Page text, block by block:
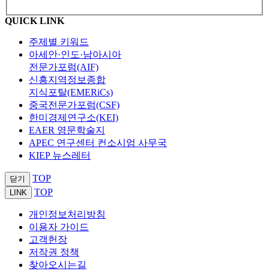
QUICK LINK
주제별 키워드
아세안·인도·남아시아
전문가포럼(AIF)
신흥지역정보종합
지식포탈(EMERiCs)
중국전문가포럼(CSF)
한미경제연구소(KEI)
EAER 영문학술지
APEC 연구센터 컨소시엄 사무국
KIEP 뉴스레터
닫기 TOP
LINK TOP
개인정보처리방침
이용자 가이드
고객헌장
저작권 정책
찾아오시는길